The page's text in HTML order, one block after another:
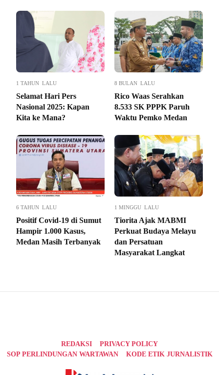
1 TAHUN LALU
Selamat Hari Pers
Nasional 2025: Kapan
Kita ke Mana?
8 BULAN LALU
Rico Waas Serahkan
8.533 SK PPPK Paruh
Waktu Pemko Medan
6 TAHUN LALU
Positif Covid-19 di Sumut
Hampir 1.000 Kasus,
Medan Masih Terbanyak
1 MINGGU LALU
Tiorita Ajak MABMI
Perkuat Budaya Melayu
dan Persatuan
Masyarakat Langkat
REDAKSI
PRIVACY POLICY
SOP PERLINDUNGAN WARTAWAN
KODE ETIK JURNALISTIK